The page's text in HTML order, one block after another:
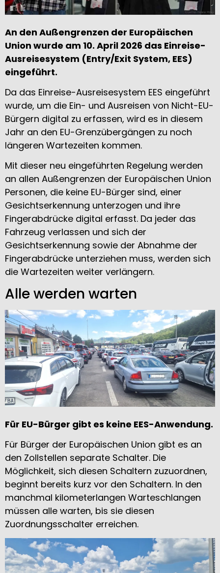
An den Außengrenzen der Europäischen
Union wurde am 10. April 2026 das Einreise-
Ausreisesystem (Entry/Exit System, EES)
eingeführt.
Da das Einreise-Ausreisesystem EES eingeführt
wurde, um die Ein- und Ausreisen von Nicht-EU-
Bürgern digital zu erfassen, wird es in diesem
Jahr an den EU-Grenzübergängen zu noch
längeren Wartezeiten kommen.
Mit dieser neu eingeführten Regelung werden
an allen Außengrenzen der Europäischen Union
Personen, die keine EU-Bürger sind, einer
Gesichtserkennung unterzogen und ihre
Fingerabdrücke digital erfasst. Da jeder das
Fahrzeug verlassen und sich der
Gesichtserkennung sowie der Abnahme der
Fingerabdrücke unterziehen muss, werden sich
die Wartezeiten weiter verlängern.
Alle werden warten
Für EU-Bürger gibt es keine EES-Anwendung.
Für Bürger der Europäischen Union gibt es an
den Zollstellen separate Schalter. Die
Möglichkeit, sich diesen Schaltern zuzuordnen,
beginnt bereits kurz vor den Schaltern. In den
manchmal kilometerlangen Warteschlangen
müssen alle warten, bis sie diesen
Zuordnungsschalter erreichen.